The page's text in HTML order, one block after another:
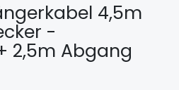
4,5m
-
2,5m Abgang